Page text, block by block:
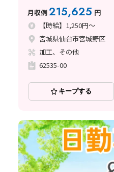
月収例215,625 円
【時給】1,250円～
宮城県仙台市宮城野区
加工、その他
62535-00
キープする